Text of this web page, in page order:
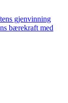
gjenvinning
bærekraft med